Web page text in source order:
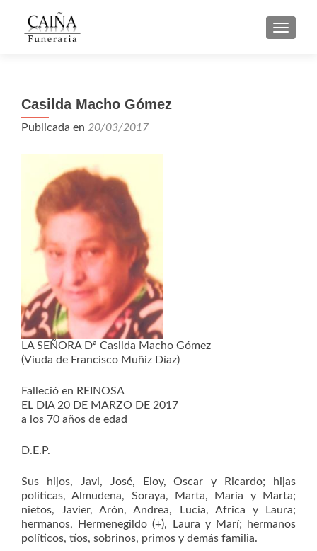
Casilda Macho Gómez
Publicada en 20/03/2017
LA SEÑORA Dª Casilda Macho Gómez
(Viuda de Francisco Muñiz Díaz)
Falleció en REINOSA
EL DIA 20 DE MARZO DE 2017
a los 70 años de edad
D.E.P.
Sus hijos, Javi, José, Eloy, Oscar y Ricardo; hijas
políticas, Almudena, Soraya, Marta, María y Marta;
nietos, Javier, Arón, Andrea, Lucia, Africa y Laura;
hermanos, Hermenegildo (+), Laura y Marí; hermanos
políticos, tíos, sobrinos, primos y demás familia.